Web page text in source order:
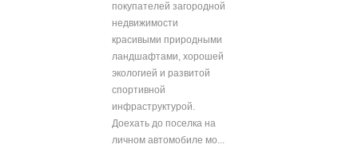
покупателей загородной
недвижимости
красивыми природными
ландшафтами, хорошей
экологией и развитой
спортивной
инфраструктурой.
Доехать до поселка на
личном автомобиле мо...